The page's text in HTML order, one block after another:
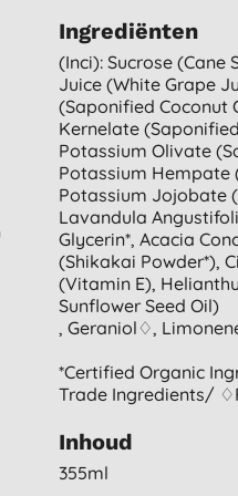
Ingrediënten
(inci): Sucrose (cane
Juice (white Grape
(saponified Coconut
Kernelate
Potassium Olivate
Potassium Hempate
Potassium Jojobate
Lavandula
Glycerin*, Acacia
(shikakai Powder*),
(vitamin E),
Sunflower Seed Oil)
, Geraniol♢,
*certified Organic
Trade Ingredients/
Inhoud
355ml